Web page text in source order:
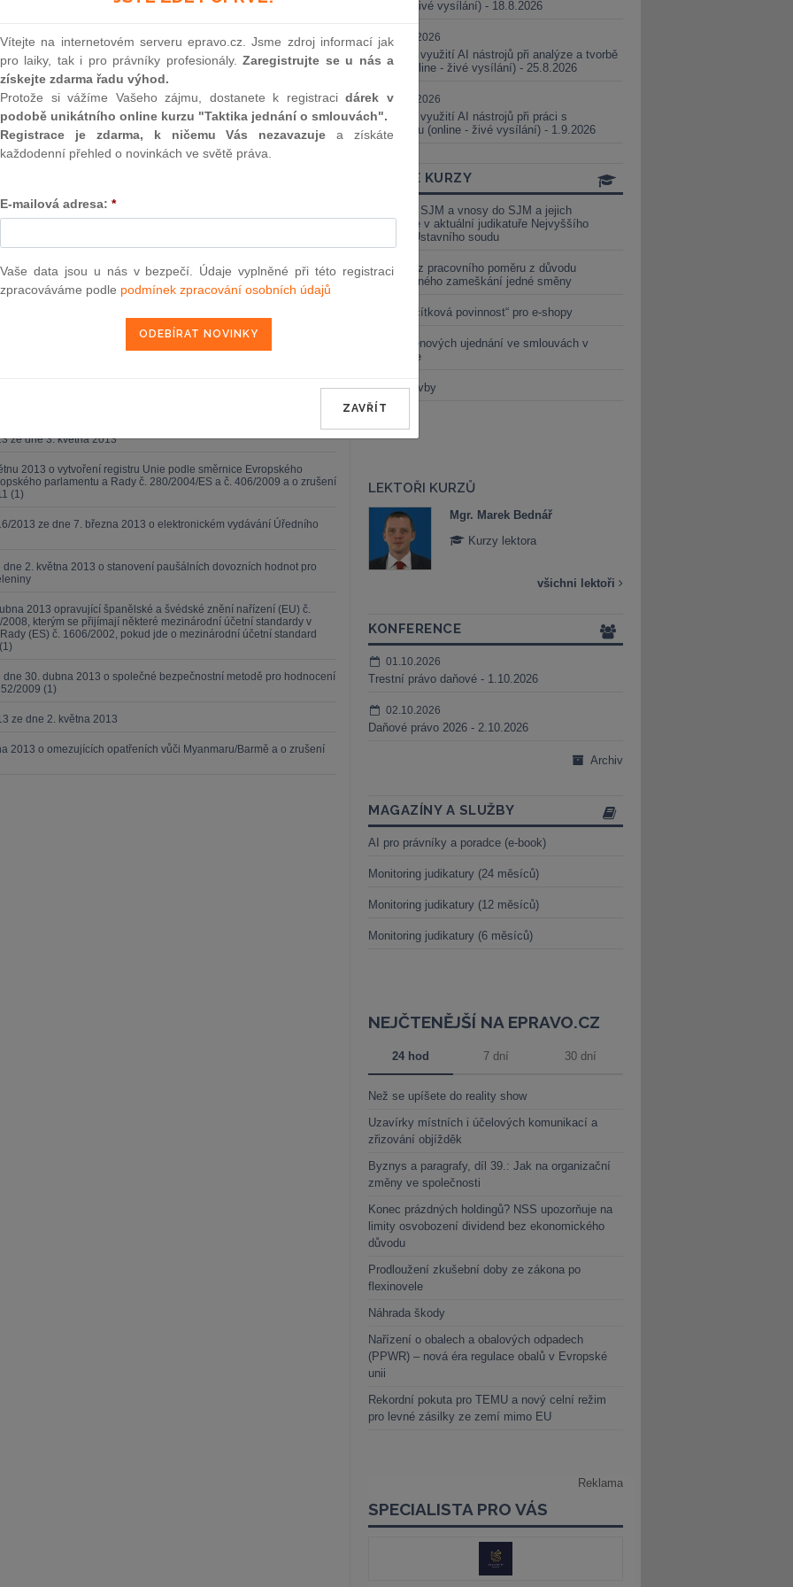
5. května 2010
o udělení absolutoria za plnění rozpočtu
audiovizuální oblast na rozpočtový rok 2008
společných metod pro měření a sdělování environmentálního
ze dne 3. května 2013
2013 o vytvoření registru Unie podle směrnice Evropského
parlamentu a Rady č. 280/2004/ES a č. 406/2009 a o zrušení
(1)
2013 ze dne 7. března 2013 o elektronickém vydávání Úředního
2. května 2013 o stanovení paušálních dovozních hodnot pro
2013 opravující španělské a švédské znění nařízení (EU) č.
kterým se přijímají některé mezinárodní účetní standardy v
(ES) č. 1606/2002, pokud jde o mezinárodní účetní standard
30. dubna 2013 o společné bezpečnostní metodě pro hodnocení
2009 (1)
ze dne 2. května 2013
2013 o omezujících opatřeních vůči Myanmaru/Barmě a o zrušení
(online - živé vysílání) - 18.8.2026
25.08.2026
Praktické využití AI nástrojů při analýze a tvorbě
smluv (online - živé vysílání) - 25.8.2026
01.09.2026
Praktické využití AI nástrojů při práci s
judikaturou (online - živé vysílání) - 1.9.2026
ONLINE KURZY
Vnosy ze SJM a vnosy do SJM a jejich
valorizace v aktuální judikatuře Nejvyššího
soudu a Ústavního soudu
Výpověď z pracovního poměru z důvodu
neomluveného zameškání jedné směny
Nová „tlačítková povinnost“ pro e-shopy
Změna cenových ujednání ve smlouvách v
energetice
Černé stavby
LEKTOŘI KURZŮ
JUDr. Martin Maisner, Ph.D.,
MCIArb
Mgr. Marek Bednář
Kurzy lektora
všichni lektoři
KONFERENCE
01.10.2026
Trestní právo daňové - 1.10.2026
02.10.2026
Daňové právo 2026 - 2.10.2026
Archiv
MAGAZÍNY A SLUŽBY
AI pro právníky a poradce (e-book)
Monitoring judikatury (24 měsíců)
Monitoring judikatury (12 měsíců)
Monitoring judikatury (6 měsíců)
NEJČTENĚJŠÍ NA EPRAVO.CZ
24 hod 7 dní 30 dní
Než se upíšete do reality show
Uzavírky místních i účelových komunikací a
zřizování objížděk
Byznys a paragrafy, díl 39.: Jak na organizační
změny ve společnosti
Konec prázdných holdingů? NSS upozorňuje na
limity osvobození dividend bez ekonomického
důvodu
Prodloužení zkušební doby ze zákona po
flexinovele
Náhrada škody
Nařízení o obalech a obalových odpadech
(PPWR) – nová éra regulace obalů v Evropské
unii
Rekordní pokuta pro TEMU a nový celní režim
pro levné zásilky ze zemí mimo EU
Vítejte na internetovém serveru epravo.cz. Jsme zdroj informací jak
pro laiky, tak i pro právníky profesionály.Zaregistrujte se u nás a
získejte zdarma řadu výhod.
Protože si vážíme Vašeho zájmu, dostanete k registracidárek v
podobě unikátního online kurzu "Taktika jednání o smlouvách".
Registrace je zdarma, k ničemu Vás nezavazuje a získáte
každodenní přehled o novinkách ve světě práva.
E-mailová adresa: *
Vaše data jsou u nás v bezpečí. Údaje vyplněné při této registraci
zpracováváme podle podmínek zpracování osobních údajů
ZAVŘÍT